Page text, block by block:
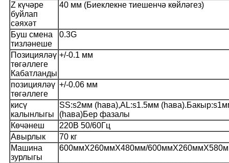
Z күчәре
буйлап
сәяхәт
40 мм (Биеклекне тиешенчә көйләгез)
Буш смена
тизләнеше
0.3G
Позицияләү
төгәллеге
Кабатланды
+/-0.1 мм
позицияләү
төгәллеге
+/-0.06 мм
кисү
калынлыгы
SS:s2мм (һава),AL:s1.5мм
(һава)Бер фазалы
Көчәнеш
220В 50/60Гц
Авырлык
70 кг
Машина
зурлыгы
600ммX260ммX480мм/